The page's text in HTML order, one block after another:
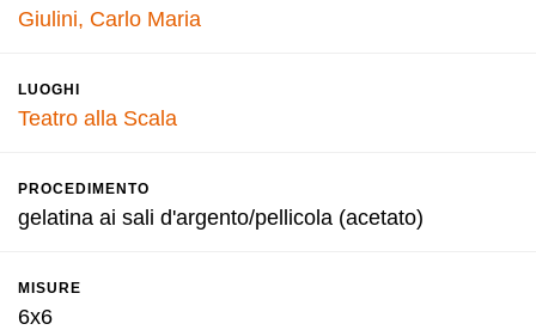
Giulini, Carlo Maria
LUOGHI
Teatro alla Scala
PROCEDIMENTO
gelatina ai sali d'argento/pellicola (acetato)
MISURE
6x6